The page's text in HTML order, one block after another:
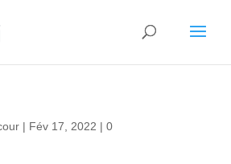
| Fév 17, 2022 | 0